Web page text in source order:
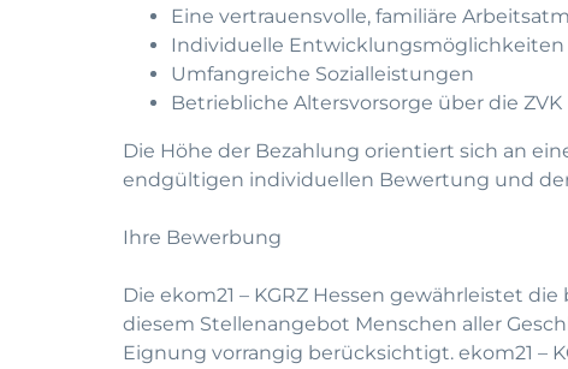
Eine vertrauensvolle, familiäre
Individuelle Entwicklungsmöglichkeiten
Umfangreiche Sozialleistungen
Betriebliche Altersvorsorge über die ZVK
Die Höhe der Bezahlung orientiert sich an
endgültigen individuellen Bewertung und
Ihre Bewerbung
Die ekom21 – KGRZ Hessen gewährleistet
diesem Stellenangebot Menschen aller
Eignung vorrangig berücksichtigt. ekom21 –